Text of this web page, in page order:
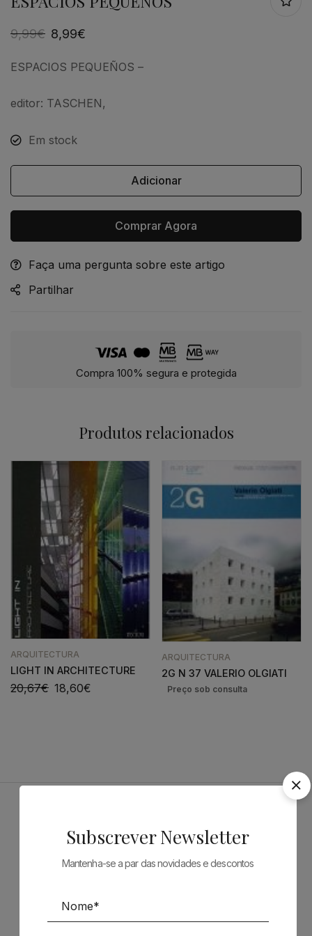
9,99€ 8,99€
ESPACIOS PEQUEÑOS –
editor: TASCHEN,
Em stock
Adicionar
Comprar Agora
Alternative:
Faça uma pergunta sobre este artigo
Partilhar
Compra 100% segura e protegida
Produtos relacionados
ARQUITECTURA
LIGHT IN ARCHITECTURE
20,67€ 18,60€
ARQUITECTURA
2G N 37 VALERIO OLGIATI
Subscrever Newsletter
Mantenha-se a par das novidades e descontos